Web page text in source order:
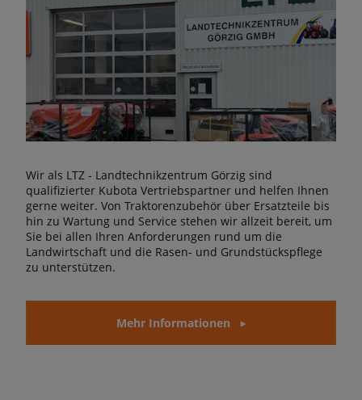
Wir als LTZ - Landtechnikzentrum Görzig sind
qualifizierter Kubota Vertriebspartner und helfen Ihnen
gerne weiter. Von Traktorenzubehör über Ersatzteile bis
hin zu Wartung und Service stehen wir allzeit bereit, um
Sie bei allen Ihren Anforderungen rund um die
Landwirtschaft und die Rasen- und Grundstückspflege
zu unterstützen.
Mehr Informationen